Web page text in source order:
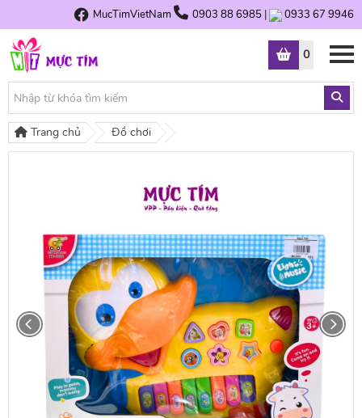
MucTimVietNam 0903 88 6985 | 0933 67 9946
0
Trang chủ Đồ chơi